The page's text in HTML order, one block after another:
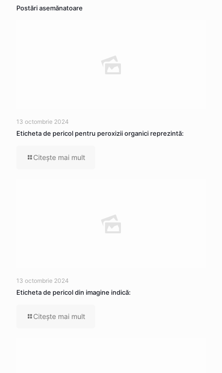
Postări asemănatoare
13 octombrie 2024
Eticheta de pericol pentru peroxizii organici reprezintă:
Citeşte mai mult
13 octombrie 2024
Eticheta de pericol din imagine indică:
Citeşte mai mult